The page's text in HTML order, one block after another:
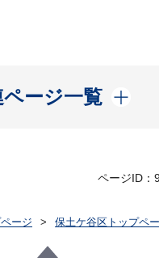
ページ一覧
開く
ページID：
ージ
保土ケ谷区トップペ
導入状況